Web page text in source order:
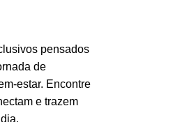
pensados
de
estar. Encontre
e trazem